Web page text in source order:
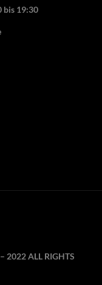
bis 19:30
2022 ALL RIGHTS